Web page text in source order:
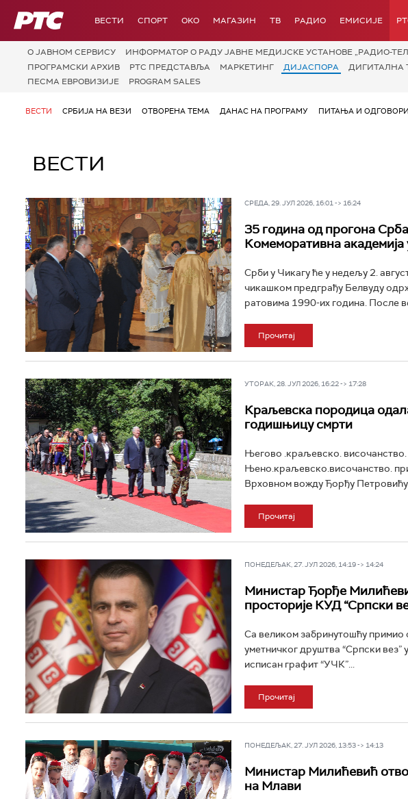
РТС ВЕСТИ СПОРТ OKO МАГАЗИН ТВ РАДИО ЕМИСИЈЕ
О JАВНОМ СЕРВИСУ ИНФОРМАТОР О РАДУ ЈАВНЕ МЕДИЈСКЕ УСТАНОВЕ „РАДИО-
ПРОГРАМСКИ АРХИВ
РТС ПРЕДСТАВЉА МАРКЕТИНГ ДИЈАСПОРА ДИГИТАЛНА
ПЕСМА ЕВРОВИЗИЈЕ
PROGRAM SALES
ВЕСТИ СРБИЈА НА ВЕЗИ ОТВОРЕНА ТЕМА ДАНАС НА ПРОГРАМУ ПИТАЊА И ОДГОВОРИ
ВЕСТИ
СРЕДА, 29. ЈУЛ 2026, 16:01 -> 16:24
35 година од прогона
Комеморативна академија
Срби у Чикагу ће у недељу 2.
чикашком предграђу Белвуду
ратовима 1990-их година. После
Прочитај
УТОРАК, 28. ЈУЛ 2026, 16:22 -> 17:28
Краљевска породица
годишњицу смрти
Његово .краљевско.
Њено.краљевско.височанство.
Врховном вожду Ђорђу Петровићу
Прочитај
ПОНЕДЕЉАК, 27. ЈУЛ 2026, 14:19 -> 14:24
Министар Ђорђе
просторије КУД “Српски
Са великом забринутошћу примио
уметничког друштва “Српски вез”
исписан графит “УЧК”...
Прочитај
ПОНЕДЕЉАК, 27. ЈУЛ 2026, 13:53 -> 14:13
Министар Милићевић
на Млави